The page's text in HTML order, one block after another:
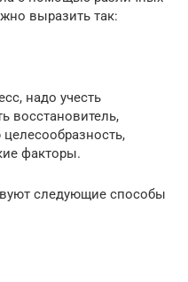
выразить так:
надо учесть
восстановитель,
факторы.
следующие способы